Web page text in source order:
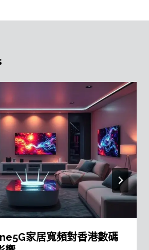
家居寬頻對香港數碼